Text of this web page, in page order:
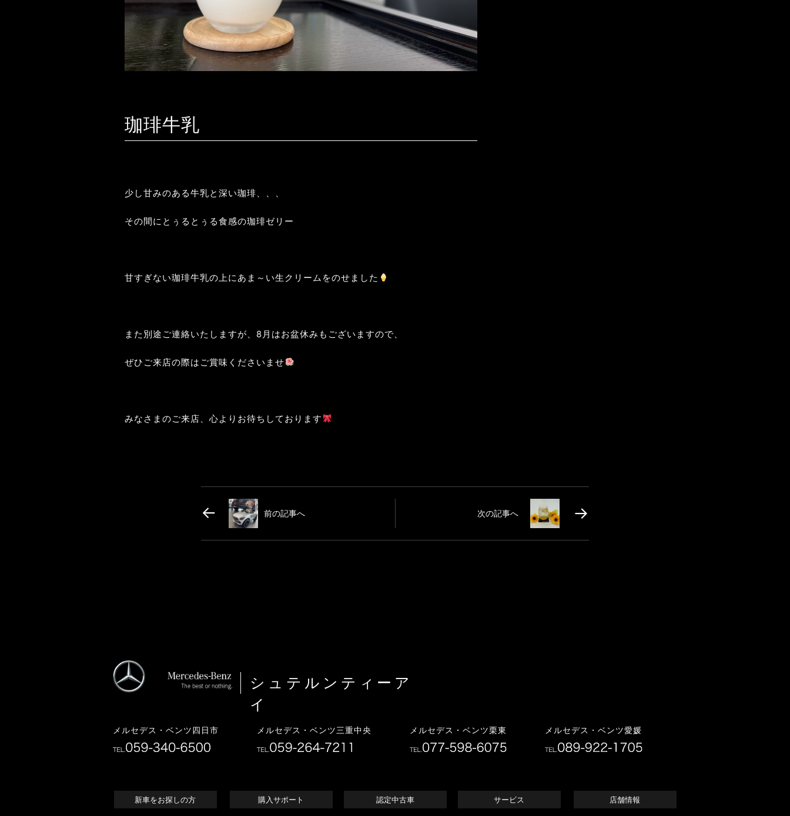
珈琲牛乳
少し甘みのある牛乳と深い珈琲、、、
その間にとぅるとぅる食感の珈琲ゼリー
甘すぎない珈琲牛乳の上にあま～い生クリームをのせました
また別途ご連絡いたしますが、8月はお盆休みもございますので、
ぜひご来店の際はご賞味くださいませ
みなさまのご来店、心よりお待ちしております
前の記事へ 次の記事へ
シュテルンティーア
イ
メルセデス・ベンツ四日市 メルセデス・ベンツ三重中央 メルセデス・ベンツ栗東 メルセデス・ベンツ愛媛
新車をお探しの方 購入サポート 認定中古車 サービス 店舗情報